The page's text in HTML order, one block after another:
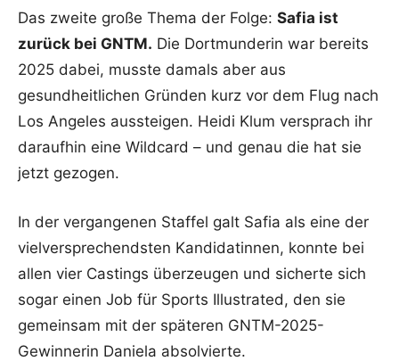
Das zweite große Thema der Folge: Safia ist
zurück bei GNTM. Die Dortmunderin war bereits
2025 dabei, musste damals aber aus
gesundheitlichen Gründen kurz vor dem Flug nach
Los Angeles aussteigen. Heidi Klum versprach ihr
daraufhin eine Wildcard – und genau die hat sie
jetzt gezogen.
In der vergangenen Staffel galt Safia als eine der
vielversprechendsten Kandidatinnen, konnte bei
allen vier Castings überzeugen und sicherte sich
sogar einen Job für Sports Illustrated, den sie
gemeinsam mit der späteren GNTM-2025-
Gewinnerin Daniela absolvierte.